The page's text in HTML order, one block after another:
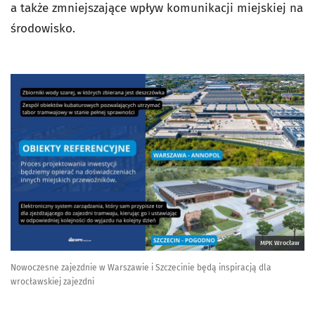
a także zmniejszające wpływ komunikacji miejskiej na
środowisko.
MPK Wrocław
Nowoczesne zajezdnie w Warszawie i Szczecinie będą inspiracją dla
wrocławskiej zajezdni